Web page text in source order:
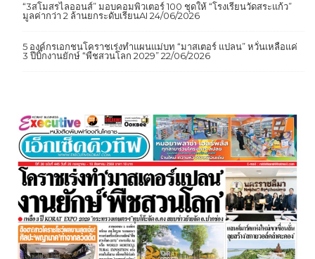
“3สโมสรไลออนส์” มอบคอมพิวเตอร์ 100 ชุดให้ “โรงเรียนวัดสระแก้ว”
มูลค่ากว่า 2 ล้านยกระดับเรียนAI 24/06/2026
5 องค์กรเอกชนโคราชเร่งทำแผนแม่บท “มาสเตอร์ แปลน” หวั่นเหลือแค่
3 ปีบิ๊กงานยักษ์ “พืชสวนโลก 2029” 22/06/2026